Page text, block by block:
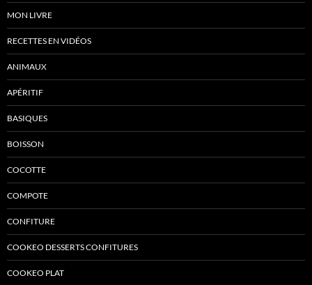
MON LIVRE
RECETTES EN VIDÉOS
ANIMAUX
APÉRITIF
BASIQUES
BOISSON
COCOTTE
COMPOTE
CONFITURE
COOKEO DESSERTS CONFITURES
COOKEO PLAT